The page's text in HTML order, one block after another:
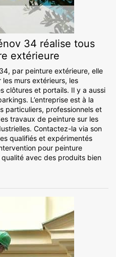
34 réalise tous
extérieure
par peinture extérieure, elle
murs extérieurs, les
clôtures et portails. Il y a aussi
L’entreprise est à la
particuliers, professionnels et
travaux de peinture sur les
Contactez-la via son
qualifiés et expérimentés
pour peinture
avec des produits bien